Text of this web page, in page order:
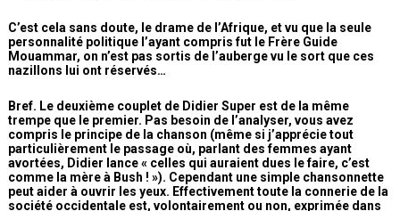
C’est cela sans doute, le drame de l’Afrique, et vu que la seule
personnalité politique l’ayant compris fut le Frère Guide
Mouammar, on n’est pas sortis de l’auberge vu le sort que ces
nazillons lui ont réservés…
Bref. Le deuxième couplet de Didier Super est de la même
trempe que le premier. Pas besoin de l’analyser, vous avez
compris le principe de la chanson (même si j’apprécie tout
particulièrement le passage où, parlant des femmes ayant
avortées, Didier lance « celles qui auraient dues le faire, c’est
comme la mère à Bush ! »). Cependant une simple chansonnette
peut aider à ouvrir les yeux. Effectivement toute la connerie de la
société occidentale est, volontairement ou non, exprimée dans